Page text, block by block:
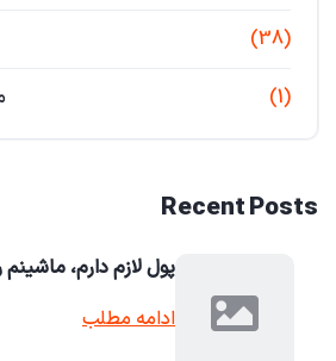
(38)
(1)
Recent Posts
پول لازم دارم،
ادامه مطلب